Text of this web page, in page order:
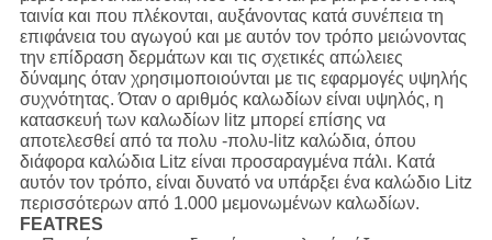
ταινία και που πλέκονται, αυξάνοντας κατά συνέπεια τη
επιφάνεια του αγωγού και με αυτόν τον τρόπο μειώνοντας
την επίδραση δερμάτων και τις σχετικές απώλειες
δύναμης όταν χρησιμοποιούνται με τις εφαρμογές υψηλής
συχνότητας. Όταν ο αριθμός καλωδίων είναι υψηλός, η
κατασκευή των καλωδίων litz μπορεί επίσης να
αποτελεσθεί από τα πολυ -πολυ-litz καλώδια, όπου
διάφορα καλώδια Litz είναι προσαραγμένα πάλι. Κατά
αυτόν τον τρόπο, είναι δυνατό να υπάρξει ένα καλώδιο Litz
περισσότερων από 1.000 μεμονωμένων καλωδίων.
FEATRES